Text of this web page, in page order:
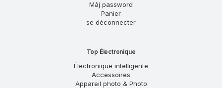
Màj password
Panier
se déconnecter
Top Électronique
Électronique intelligente
Accessoires
Appareil photo & Photo